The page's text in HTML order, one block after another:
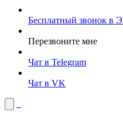
Бесплатный звонок в
Перезвоните мне
Чат в Telegram
Чат в VK